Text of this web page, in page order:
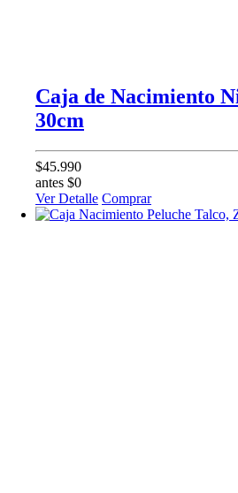
Caja de Nacimiento
30cm
$45.990
antes $0
Ver Detalle Comprar